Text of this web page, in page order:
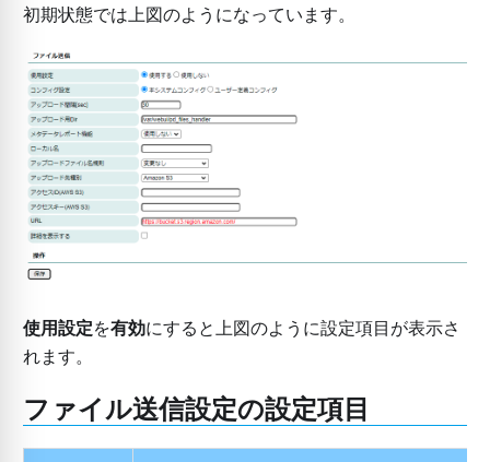
初期状態では上図のようになっています。
使用設定を有効にすると上図のように設定項目が表示さ
れます。
ファイル送信設定の設定項目